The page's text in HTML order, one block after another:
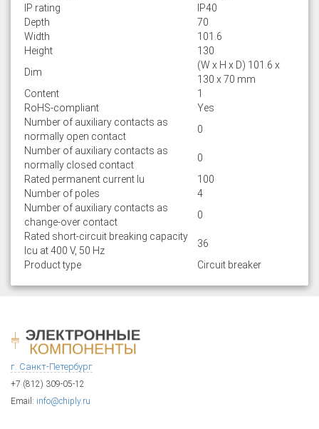
IP rating
IP40
Depth
70
Width
101.6
Height
130
Dim
(W x H x D) 101.6 x
130 x 70 mm
Content
1
RoHS-compliant
Yes
Number of auxiliary contacts as
normally open contact
0
Number of auxiliary contacts as
normally closed contact
0
Rated permanent current Iu
100
Number of poles
4
Number of auxiliary contacts as
change-over contact
0
Rated short-circuit breaking capacity
lcu at 400 V, 50 Hz
36
Product type
Circuit breaker
г. Санкт-Петербург
+7 (812) 309-05-12
Email: info@chiply.ru